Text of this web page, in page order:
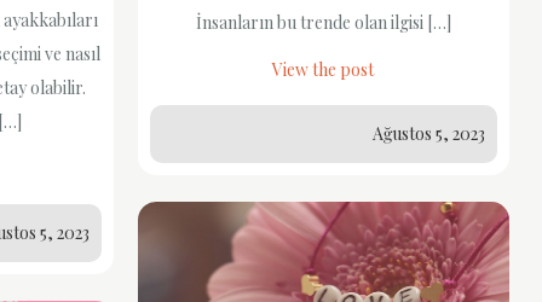
ve nasıl
olabilir.
5, 2023
İnsanların bu trende olan ilgisi […]
View the post
Ağustos 5, 2023